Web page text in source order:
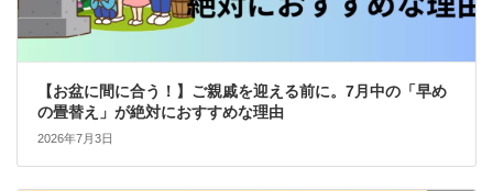
【お盆に間に合う！】ご親戚を迎える前に。7月中の「早め
の畳替え」が絶対におすすめな理由
2026年7月3日